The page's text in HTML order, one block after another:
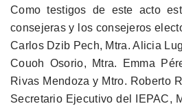
Como testigos de este acto
consejeras y los consejeros
Carlos Dzib Pech, Mtra. Alicia
Couoh Osorio, Mtra. Emma
Rivas Mendoza y Mtro. Roberto
Secretario Ejecutivo del IEPAC,